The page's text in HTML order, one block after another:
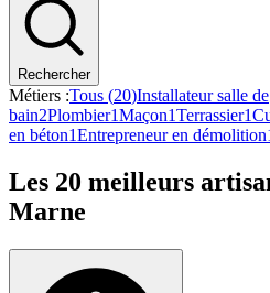
Rechercher
Métiers :Tous (20)Installateur salle de
bain2Plombier1Maçon1Terrassier1
en béton1Entrepreneur en démolition
Les 20 meilleurs
Marne